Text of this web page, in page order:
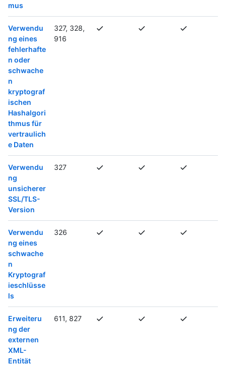
mus
Verwendu
ng eines
fehlerhafte
n oder
schwache
n
kryptograf
ischen
Hashalgori
thmus für
vertraulich
e Daten
327, 328,
916
Verwendu
ng
unsicherer
SSL/TLS-
Version
327
Verwendu
ng eines
schwache
n
Kryptograf
ieschlüsse
ls
326
Erweiteru
ng der
externen
XML-
Entität
611, 827